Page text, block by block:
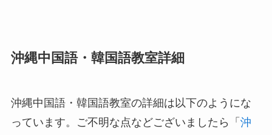
沖縄中国語・韓国語教室詳細
沖縄中国語・韓国語教室の詳細は以下のようにな
っています。ご不明な点などございましたら「 沖